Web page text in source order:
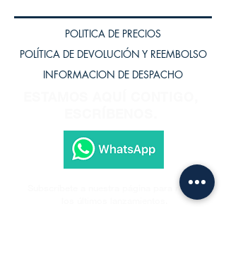
POLITICA DE PRECIOS
POLÍTICA DE DEVOLUCIÓN Y REEMBOLSO
INFORMACION DE DESPACHO
Subscríbete a nuestra página para recibir